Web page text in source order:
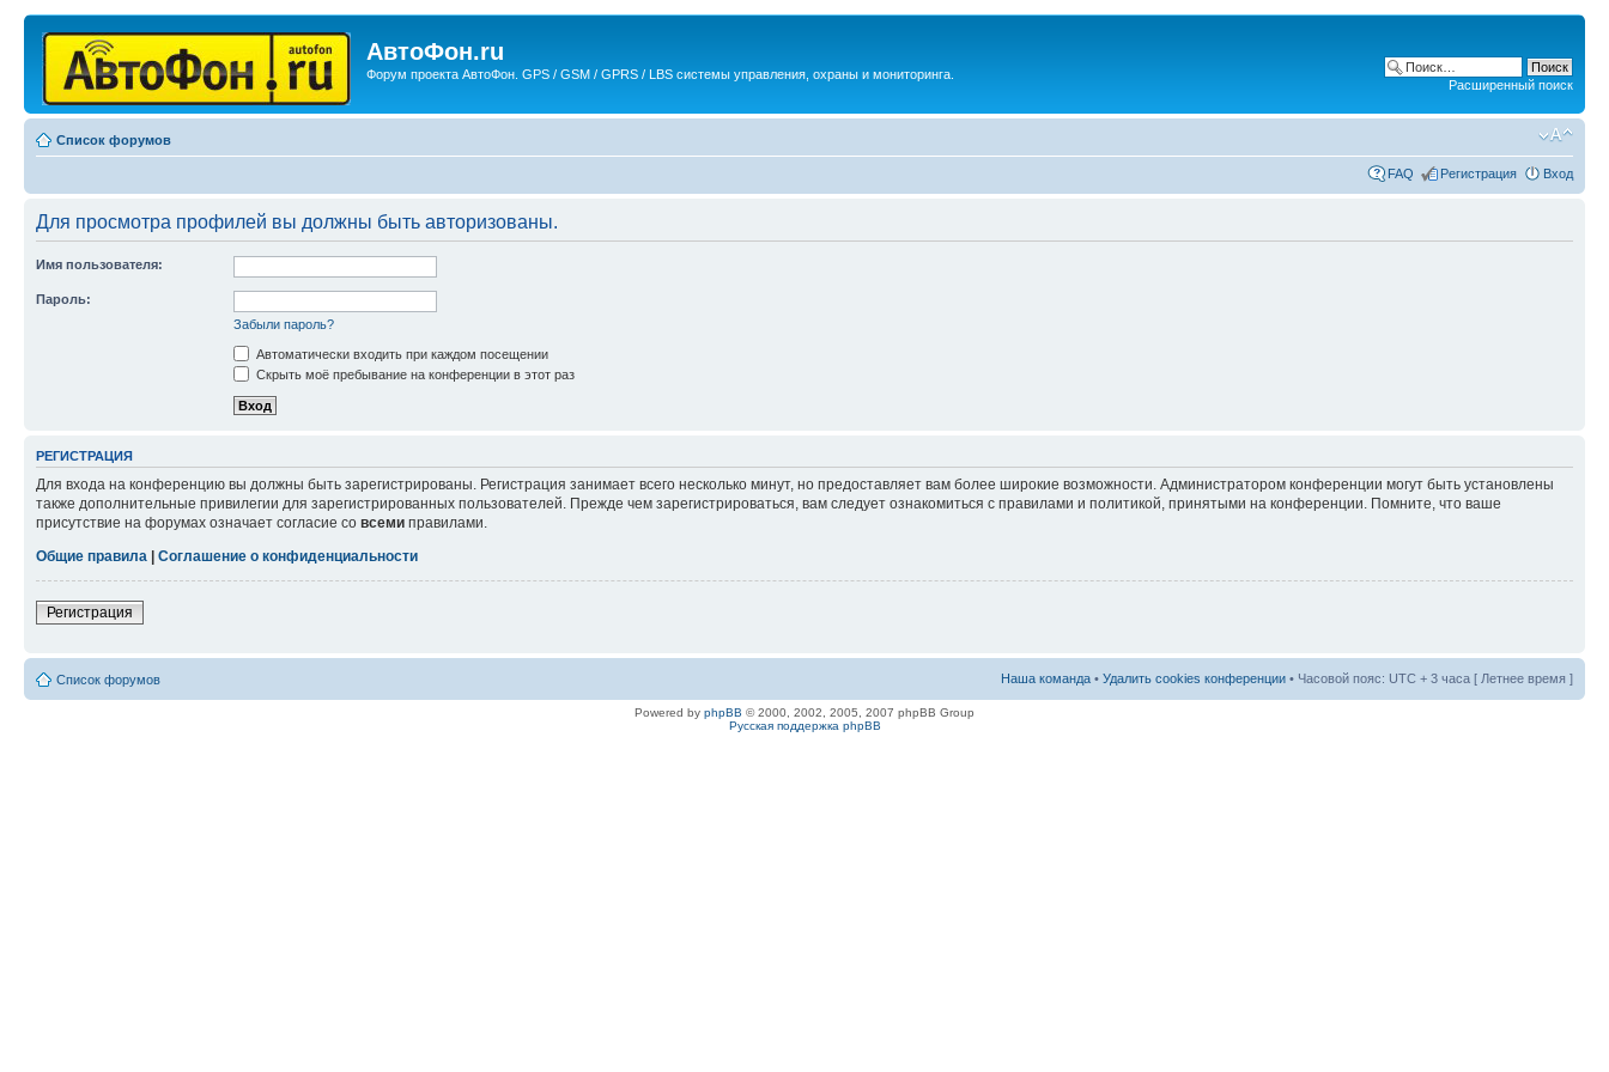
АвтоФон.ru
Форум проекта АвтоФон. GPS / GSM / GPRS / LBS системы управления, охраны и мониторинга.
Расширенный поиск
Список форумов
FAQ Регистрация Вход
Для просмотра профилей вы должны быть авторизованы.
Имя пользователя:
Пароль:
Забыли пароль?
Автоматически входить при каждом посещении
Скрыть моё пребывание на конференции в этот раз
РЕГИСТРАЦИЯ
Для входа на конференцию вы должны быть зарегистрированы. Регистрация занимает всего несколько минут, но предоставляет вам более широкие возможности. Администратором конференции могут быть установлены
также дополнительные привилегии для зарегистрированных пользователей. Прежде чем зарегистрироваться, вам следует ознакомиться с правилами и политикой, принятыми на конференции. Помните, что ваше
присутствие на форумах означает согласие со всеми правилами.
Общие правила | Соглашение о конфиденциальности
Регистрация
Список форумов Наша команда • Удалить cookies конференции • Часовой пояс: UTC + 3 часа [ Летнее время ]
Powered by phpBB © 2000, 2002, 2005, 2007 phpBB Group
Русская поддержка phpBB